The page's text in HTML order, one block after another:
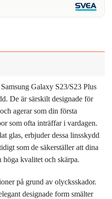
Galaxy S23/S23 Plus
De är särskilt designade för
agerar som din första
som ofta inträffar i vardagen.
glas, erbjuder dessa linsskydd
som de säkerställer att dina
kvalitet och skärpa.
på grund av olycksskador.
designade form smälter